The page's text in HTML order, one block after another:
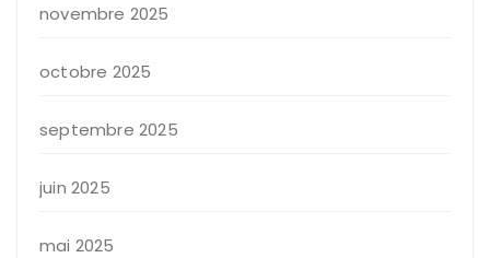
novembre 2025
octobre 2025
septembre 2025
juin 2025
mai 2025